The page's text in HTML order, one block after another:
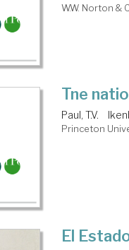
W.W. Norton &
Tne
Paul, T.V.
Princeton
El